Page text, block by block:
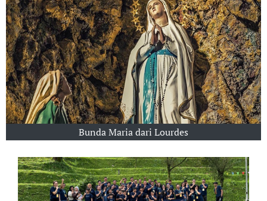
Bunda Maria dari Lourdes